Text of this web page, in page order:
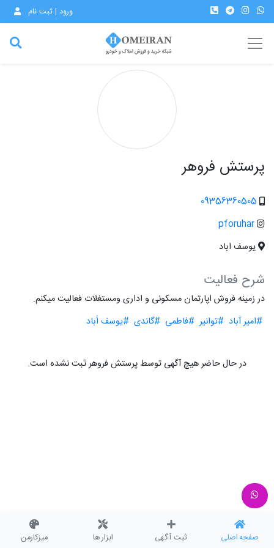
ورود | ثبت نام
پرستش فروهر
09356360505
pforuhar
یوسف اباد
شرح فعالیت
در زمینه فروش اپارتمان مسکونی و اداری ومستغلات فعالیت میکنم.
#امیر آباد #توانیر #فاطمی #گاندی #یوسف أباد
در حال حاضر هیچ آگهی توسط پرستش فروهر ثبت نشده است.
صفحه اصلی ثبت آگهی ابزار ها میزکارمن